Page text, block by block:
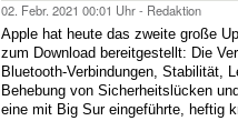
02. Febr. 2021 00:01 Uhr - Redaktion
Apple hat heute das zweite große
zum Download bereitgestellt: Die
Bluetooth-Verbindungen, Stabilität,
Behebung von Sicherheitslücken
eine mit Big Sur eingeführte, heftig